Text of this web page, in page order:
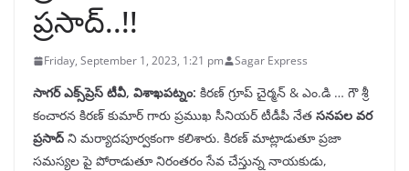
ప్రసాద్..!!
Friday, September 1, 2023, 1:21 pm Sagar Express
సాగర్ ఎక్స్‌ప్రెస్ టీవీ, విశాఖపట్నం: కిరణ్ గ్రూప్ చైర్మన్ & ఎం.డి … గౌ శ్రీ
కంచారన కిరణ్ కుమార్ గారు ప్రముఖ సీనియర్ టీడీపీ నేత సనపల వర
ప్రసాద్ ని మర్యాదపూర్వకంగా కలిశారు. కిరణ్ మాట్లాడుతూ ప్రజా
సమస్యల పై పోరాడుతూ నిరంతరం సేవ చేస్తున్న నాయకుడు,